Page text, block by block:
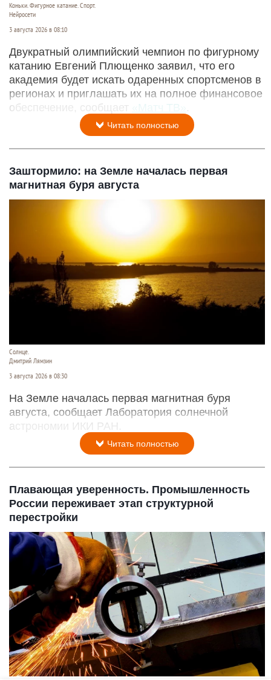
Коньки. Фигурное катание. Спорт.
Нейросети
3 августа 2026 в 08:10
Двукратный олимпийский чемпион по фигурному
катанию Евгений Плющенко заявил, что его
академия будет искать одаренных спортсменов в
регионах и приглашать их на полное финансовое
обеспечение, сообщает
«Матч ТВ»
Читать полностью
Заштормило: на Земле началась первая
магнитная буря августа
Солнце.
Дмитрий Лямзин
3 августа 2026 в 08:30
На Земле началась первая магнитная буря
августа, сообщает Лаборатория солнечной
астрономии ИКИ РАН.
Читать полностью
Плавающая уверенность. Промышленность
России переживает этап структурной
перестройки